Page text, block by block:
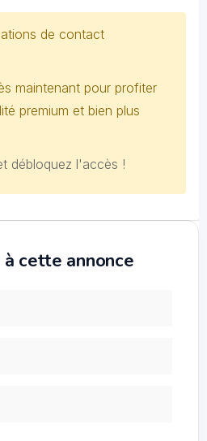
de contact
maintenant pour profiter
premium et bien plus
débloquez l'accès !
à cette annonce